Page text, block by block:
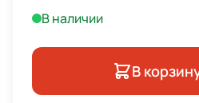
В наличии
В